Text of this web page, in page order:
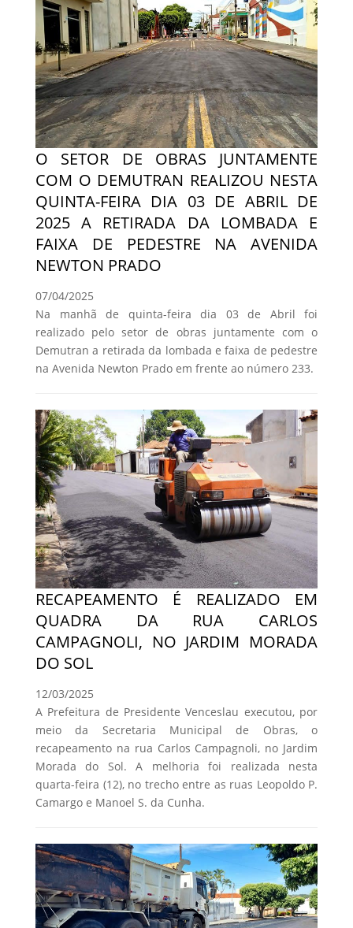
O SETOR DE OBRAS JUNTAMENTE
COM O DEMUTRAN REALIZOU NESTA
QUINTA-FEIRA DIA 03 DE ABRIL DE
2025 A RETIRADA DA LOMBADA E
FAIXA DE PEDESTRE NA AVENIDA
NEWTON PRADO
07/04/2025
Na manhã de quinta-feira dia 03 de Abril foi
realizado pelo setor de obras juntamente com o
Demutran a retirada da lombada e faixa de pedestre
na Avenida Newton Prado em frente ao número 233.
RECAPEAMENTO É REALIZADO EM
QUADRA DA RUA CARLOS
CAMPAGNOLI, NO JARDIM MORADA
DO SOL
12/03/2025
A Prefeitura de Presidente Venceslau executou, por
meio da Secretaria Municipal de Obras, o
recapeamento na rua Carlos Campagnoli, no Jardim
Morada do Sol. A melhoria foi realizada nesta
quarta-feira (12), no trecho entre as ruas Leopoldo P.
Camargo e Manoel S. da Cunha.